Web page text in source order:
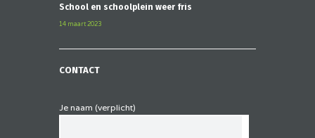
School en schoolplein weer fris
14 maart 2023
CONTACT
Je naam (verplicht)